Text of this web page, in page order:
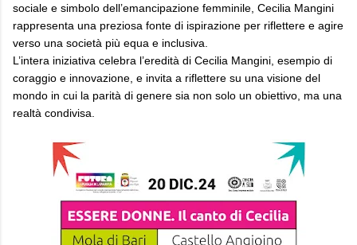
sociale e simbolo dell’emancipazione femminile, Cecilia Mangini
rappresenta una preziosa fonte di ispirazione per riflettere e agire
verso una società più equa e inclusiva.
L’intera iniziativa celebra l’eredità di Cecilia Mangini, esempio di
coraggio e innovazione, e invita a riflettere su una visione del
mondo in cui la parità di genere sia non solo un obiettivo, ma una
realtà condivisa.